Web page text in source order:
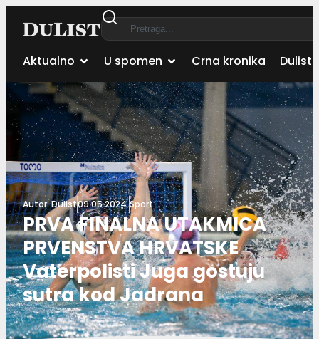
Aktualno U spomen Crna kronika Dulist
Autor:Dulist09.05.2024.Sport
PRVA FINALNA UTAKMICA
PRVENSTVA HRVATSKE
Vaterpolisti Juga gostuju
sutra kod Jadrana